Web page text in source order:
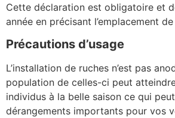
Cette déclaration est obligatoire et
année en précisant l’emplacement
Précautions d’usage
L’installation de ruches n’est pas
population de celles-ci peut
individus à la belle saison ce qui
dérangements importants pour vos